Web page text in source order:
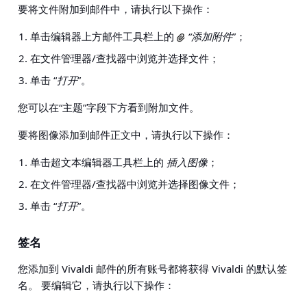
要将文件附加到邮件中，请执行以下操作：
单击编辑器上方邮件工具栏上的
“添加附件”；
在文件管理器/查找器中浏览并选择文件；
单击 “打开”。
您可以在“主题”字段下方看到附加文件。
要将图像添加到邮件正文中，请执行以下操作：
单击超文本编辑器工具栏上的 插入图像 ；
在文件管理器/查找器中浏览并选择图像文件；
单击 “打开”。
签名
您添加到 Vivaldi 邮件的所有账号都将获得 Vivaldi 的默认签
名。 要编辑它，请执行以下操作：